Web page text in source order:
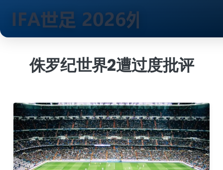
侏罗纪世界2遭过度批评